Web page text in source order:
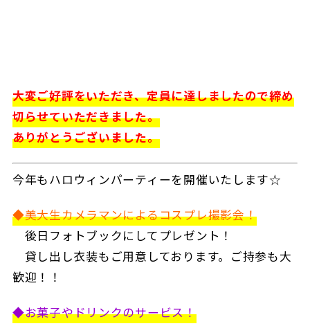
大変ご好評をいただき、定員に達しましたので締め
切らせていただきました。
ありがとうございました。
今年もハロウィンパーティーを開催いたします☆
◆美大生カメラマンによるコスプレ撮影会！
後日フォトブックにしてプレゼント！
貸し出し衣装もご用意しております。ご持参も大
歓迎！！
◆お菓子やドリンクのサービス！